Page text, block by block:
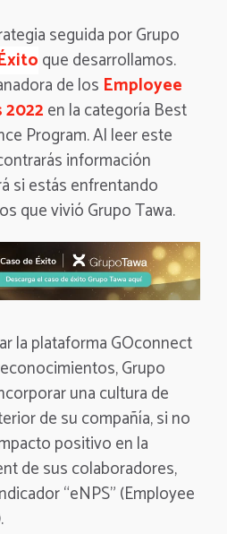
seguida por Grupo
que desarrollamos.
de los Employee
en la categoría Best
Program. Al leer este
información
si estás enfrentando
que vivió Grupo Tawa.
la plataforma GOconnect
Grupo
una cultura de
de su compañía, si no
positivo en la
de sus colaboradores,
“eNPS” (Employee